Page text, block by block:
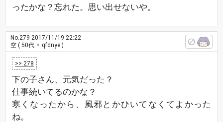
ったかな？忘れた。思い出せないや。
No.279 2017/11/19 22:22
空 ( 50代 ♀ qfdnye )
>> 278
下の子さん、元気だった？
仕事続いてるのかな？
寒くなったから、風邪とかひいてなくてよかった
ね。